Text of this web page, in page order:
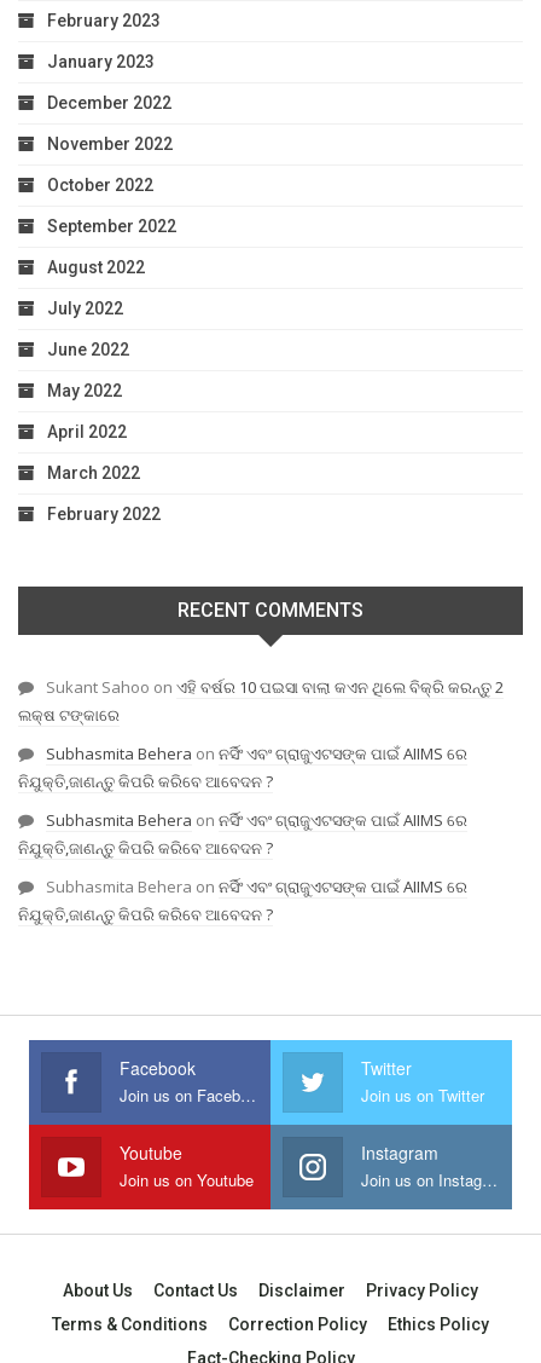
February 2023
January 2023
December 2022
November 2022
October 2022
September 2022
August 2022
July 2022
June 2022
May 2022
April 2022
March 2022
February 2022
RECENT COMMENTS
Sukant Sahoo on ଏହି ବର୍ଷର 10 ପଇସା ବାଲା କଏନ ଥିଲେ ବିକ୍ରି କରନ୍ତୁ 2
ଲକ୍ଷ ଟଙ୍କାରେ
Subhasmita Behera on ନର୍ସିଂ ଏବଂ ଗ୍ରାଜୁଏଟସଙ୍କ ପାଇଁ AIIMS ରେ
ନିଯୁକ୍ତି,ଜାଣନ୍ତୁ କିପରି କରିବେ ଆବେଦନ ?
Subhasmita Behera on ନର୍ସିଂ ଏବଂ ଗ୍ରାଜୁଏଟସଙ୍କ ପାଇଁ AIIMS ରେ
ନିଯୁକ୍ତି,ଜାଣନ୍ତୁ କିପରି କରିବେ ଆବେଦନ ?
Subhasmita Behera on ନର୍ସିଂ ଏବଂ ଗ୍ରାଜୁଏଟସଙ୍କ ପାଇଁ AIIMS ରେ
ନିଯୁକ୍ତି,ଜାଣନ୍ତୁ କିପରି କରିବେ ଆବେଦନ ?
Facebook
Join us on Facebook
Twitter
Join us on Twitter
Youtube
Join us on Youtube
Instagram
Join us on Instagram
About Us Contact Us Disclaimer
Privacy Policy
Terms & Conditions
Correction Policy
Ethics Policy
Fact-Checking Policy